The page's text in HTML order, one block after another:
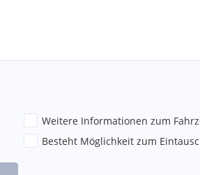
Weitere Informationen zum
Besteht Möglichkeit zum